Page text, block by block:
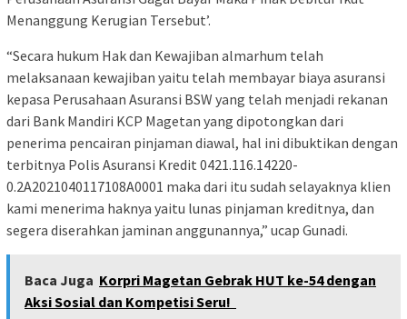
Menanggung Kerugian Tersebut’.
“Secara hukum Hak dan Kewajiban almarhum telah
melaksanaan kewajiban yaitu telah membayar biaya asuransi
kepasa Perusahaan Asuransi BSW yang telah menjadi rekanan
dari Bank Mandiri KCP Magetan yang dipotongkan dari
penerima pencairan pinjaman diawal, hal ini dibuktikan dengan
terbitnya Polis Asuransi Kredit 0421.116.14220-
0.2A2021040117108A0001 maka dari itu sudah selayaknya klien
kami menerima haknya yaitu lunas pinjaman kreditnya, dan
segera diserahkan jaminan anggunannya,” ucap Gunadi.
Baca Juga Korpri Magetan Gebrak HUT ke-54 dengan
Aksi Sosial dan Kompetisi Seru!